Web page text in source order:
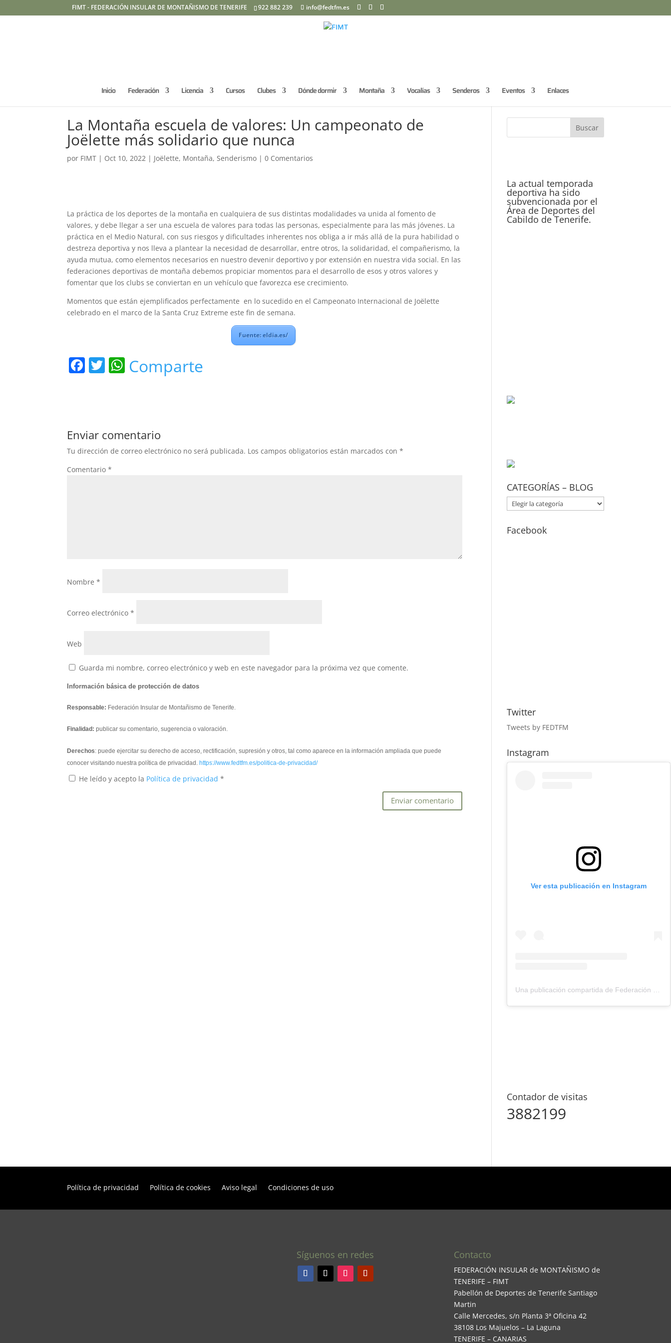
FIMT - FEDERACIÓN INSULAR DE MONTAÑISMO DE TENERIFE 922 882 239 info@fedtfm.es
Inicio Federación Licencia Cursos Clubes Dónde dormir Montaña Vocalías Senderos Eventos Enlaces
La Montaña escuela de valores: Un campeonato de
Joëlette más solidario que nunca
por FIMT | Oct 10, 2022 | Joëlette, Montaña,Senderismo |0 Comentarios
La práctica de los deportes de la montaña en cualquiera de sus distintas modalidades va unida al fomento de
valores, y debe llegar a ser una escuela de valores para todas las personas, especialmente para las más jóvenes. La
práctica en el Medio Natural, con sus riesgos y dificultades inherentes nos obliga a ir más allá de la pura habilidad o
destreza deportiva y nos lleva a plantear la necesidad de desarrollar, entre otros, la solidaridad, el compañerismo, la
ayuda mutua, como elementos necesarios en nuestro devenir deportivo y por extensión en nuestra vida social. En las
federaciones deportivas de montaña debemos propiciar momentos para el desarrollo de esos y otros valores y
fomentar que los clubs se conviertan en un vehículo que favorezca ese crecimiento.
Momentos que están ejemplificados perfectamente en lo sucedido en el Campeonato Internacional de Joëlette
celebrado en el marco de la Santa Cruz Extreme este fin de semana.
Fuente: eldia.es/
F
b
o
o
k
T W
A
p
p
Comparte
Enviar comentario
Tu dirección de correo electrónico no será publicada. Los campos obligatorios están marcados con*
Comentario*
Nombre*
Correo electrónico*
Web
Guarda mi nombre, correo electrónico y web en este navegador para la próxima vez que comente.
Información básica de protección de datos
Responsable: Federación Insular de Montañismo de Tenerife.
Finalidad: publicar su comentario, sugerencia o valoración.
Derechos: puede ejercitar su derecho de acceso, rectificación, supresión y otros, tal como aparece en la información ampliada que puede
conocer visitando nuestra política de privacidad.https://www.fedtfm.es/politica-de-privacidad/
He leído y acepto la Política de privacidad*
La actual temporada
deportiva ha sido
subvencionada por el
Área de Deportes del
Cabildo de Tenerife.
CATEGORÍAS – BLOG
CATEGORÍAS
–
BLOG
Facebook
Twitter
Tweets by FEDTFM
Instagram
Ver esta publicación en Instagram
Contador de visitas
3882199
Política de privacidad Política de cookies Aviso legal Condiciones de uso
Síguenos en redes Contacto
FEDERACIÓN INSULAR de MONTAÑISMO de
TENERIFE – FIMT
Pabellón de Deportes de Tenerife Santiago
Martin
Calle Mercedes, s/n Planta 3ª Oficina 42
38108 Los Majuelos – La Laguna
TENERIFE – CANARIAS